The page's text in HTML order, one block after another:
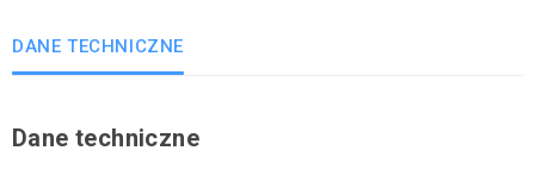
DANE TECHNICZNE
Dane techniczne